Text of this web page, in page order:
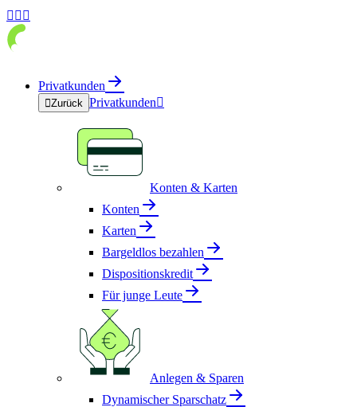
  
Privatkunden
Zurück Privatkunden
Konten & Karten
Konten
Karten
Bargeldlos bezahlen
Dispositionskredit
Für junge Leute
Anlegen & Sparen
Dynamischer Sparschatz